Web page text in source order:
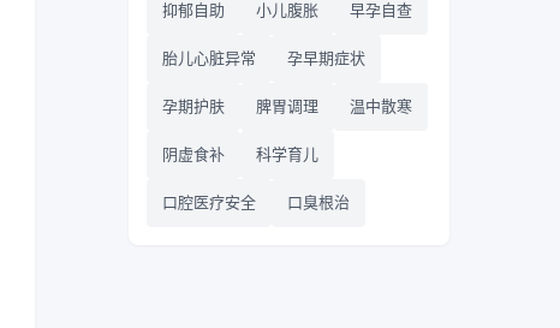
抑郁自助 小儿腹胀 早孕自查
胎儿心脏异常 孕早期症状
孕期护肤 脾胃调理 温中散寒
阴虚食补 科学育儿
口腔医疗安全 口臭根治